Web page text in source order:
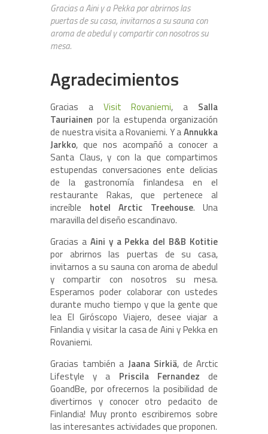
Gracias a Aini y a Pekka por abrirnos las
puertas de su casa, invitarnos a su sauna con
aroma de abedul y compartir con nosotros su
mesa.
Agradecimientos
Gracias a Visit Rovaniemi, a Salla
Tauriainen por la estupenda organización
de nuestra visita a Rovaniemi. Y aAnnukka
Jarkko, que nos acompañó a conocer a
Santa Claus, y con la que compartimos
estupendas conversaciones ente delicias
de la gastronomía finlandesa en el
restaurante Rakas, que pertenece al
increíble hotel Arctic Treehouse. Una
maravilla del diseño escandinavo.
Gracias a Aini y a Pekka del B&B Kotitie
por abrirnos las puertas de su casa,
invitarnos a su sauna con aroma de abedul
y compartir con nosotros su mesa.
Esperamos poder colaborar con ustedes
durante mucho tiempo y que la gente que
lea El Giróscopo Viajero, desee viajar a
Finlandia y visitar la casa de Aini y Pekka en
Rovaniemi.
Gracias también a Jaana Sirkiä, de Arctic
Lifestyle y a Priscila Fernandez de
GoandBe, por ofrecernos la posibilidad de
divertirnos y conocer otro pedacito de
Finlandia! Muy pronto escribiremos sobre
las interesantes actividades que proponen.